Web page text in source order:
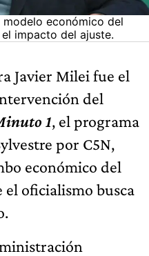
económico del
impacto del ajuste.
Javier Milei fue el
del
1, el programa
por C5N,
económico del
el oficialismo busca